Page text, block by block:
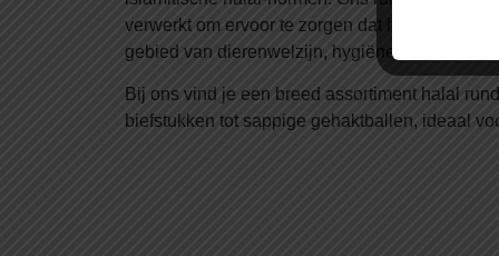
verwerkt om ervoor te zorgen dat het voldoet
gebied van dierenwelzijn, hygiëne en halal-
Bij ons vind je een breed assortiment halal
biefstukken tot sappige gehaktballen, ideaal